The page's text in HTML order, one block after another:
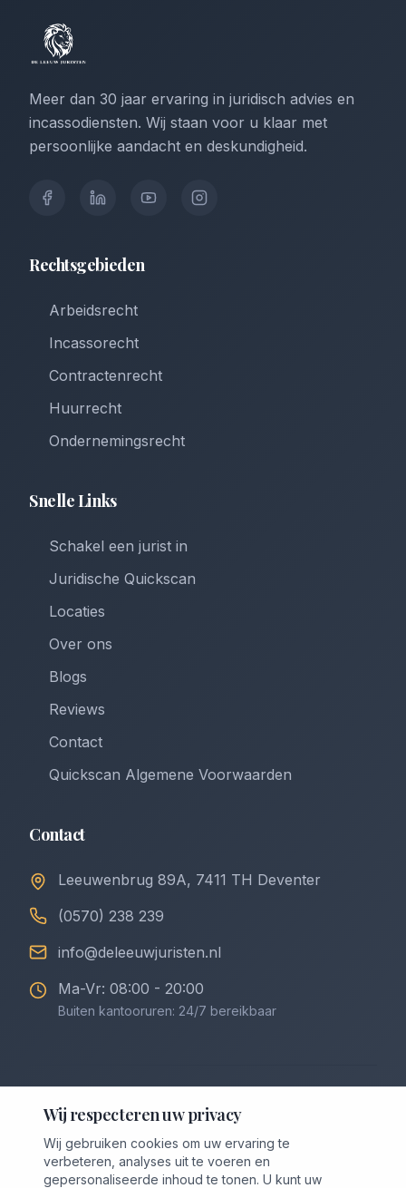
Meer dan 30 jaar ervaring in juridisch advies en
incassodiensten. Wij staan voor u klaar met
persoonlijke aandacht en deskundigheid.
Rechtsgebieden
Arbeidsrecht
Incassorecht
Contractenrecht
Huurrecht
Ondernemingsrecht
Snelle Links
Schakel een jurist in
Juridische Quickscan
Locaties
Over ons
Blogs
Reviews
Contact
Quickscan Algemene Voorwaarden
Contact
Leeuwenbrug 89A, 7411 TH Deventer
(0570) 238 239
info@deleeuwjuristen.nl
Ma-Vr: 08:00 - 20:00
Buiten kantooruren: 24/7 bereikbaar
2026
De Leeuw Incasso & Juristen. Alle rechten
voorbehouden.
Privacybeleid Algemene Voorwaarden
Voorwaarden Downloaden (PDF)Cookievoorkeuren
Wij respecteren uw privacy
Wij gebruiken cookies om uw ervaring te
verbeteren, analyses uit te voeren en
gepersonaliseerde inhoud te tonen. U kunt uw